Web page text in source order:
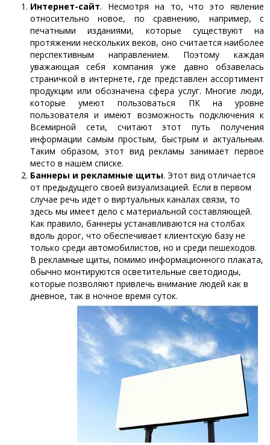
Интернет-сайт. Несмотря на то, что это явление
относительно новое, по сравнению, например, с
печатными изданиями, которые существуют на
протяжении нескольких веков, оно считается наиболее
перспективным направлением. Поэтому каждая
уважающая себя компания уже давно обзавелась
страничкой в интернете, где представлен ассортимент
продукции или обозначена сфера услуг. Многие люди,
которые умеют пользоваться ПК на уровне
пользователя и имеют возможность подключения к
Всемирной сети, считают этот путь получения
информации самым простым, быстрым и актуальным.
Таким образом, этот вид рекламы занимает первое
место в нашем списке.
Баннеры и рекламные щиты. Этот вид отличается
от предыдущего своей визуализацией. Если в первом
случае речь идет о виртуальных каналах связи, то
здесь мы имеет дело с материальной составляющей.
Как правило, баннеры устанавливаются на столбах
вдоль дорог, что обеспечивает клиентскую базу не
только среди автомобилистов, но и среди пешеходов.
В рекламные щиты, помимо информационного плаката,
обычно монтируются осветительные светодиоды,
которые позволяют привлечь внимание людей как в
дневное, так в ночное время суток.